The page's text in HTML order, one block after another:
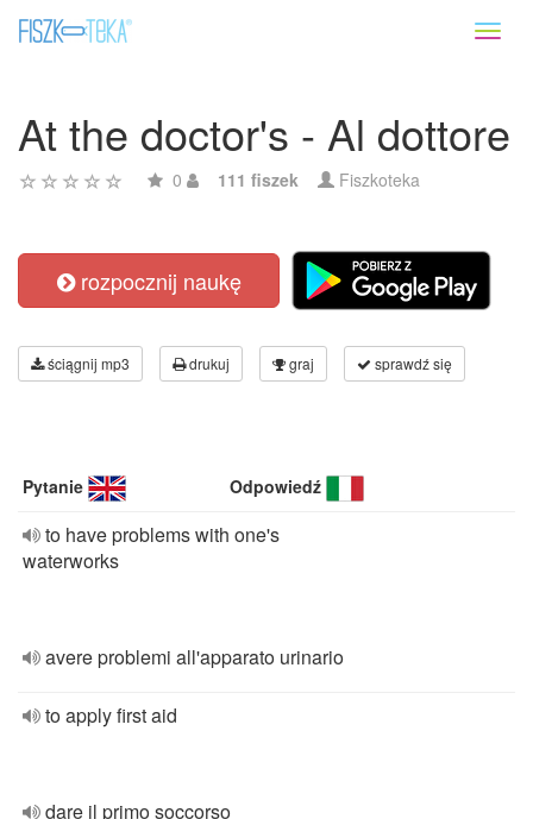
At the doctor's - Al dottore
0 111 fiszek Fiszkoteka
rozpocznij naukę
ściągnij mp3 drukuj graj sprawdź się
Pytanie Odpowiedź
to have problems with one's
waterworks
avere problemi all'apparato urinario
to apply first aid
dare il primo soccorso